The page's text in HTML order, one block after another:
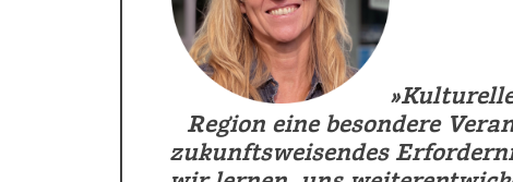
Region eine besondere
zukunftsweisendes